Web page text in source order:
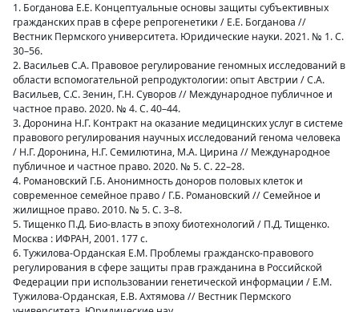
1. Богданова Е.Е. Концептуальные основы защиты субъективных
гражданских прав в сфере репрогенетики / Е.Е. Богданова //
Вестник Пермского университета. Юридические науки. 2021. № 1. С.
30–56.
2. Васильев С.А. Правовое регулирование геномных исследований в
области вспомогательной репродуктологии: опыт Австрии / С.А.
Васильев, С.С. Зенин, Г.Н. Суворов // Международное публичное и
частное право. 2020. № 4. С. 40–44.
3. Доронина Н.Г. Контракт на оказание медицинских услуг в системе
правового регулирования научных исследований генома человека
/ Н.Г. Доронина, Н.Г. Семилютина, М.А. Цирина // Международное
публичное и частное право. 2020. № 5. С. 22–28.
4. Романовский Г.Б. Анонимность доноров половых клеток и
современное семейное право / Г.Б. Романовский // Семейное и
жилищное право. 2010. № 5. С. 3–8.
5. Тищенко П.Д. Био-власть в эпоху биотехнологий / П.Д. Тищенко.
Москва : ИФРАН, 2001. 177 c.
6. Тужилова-Орданская Е.М. Проблемы гражданско-правового
регулирования в сфере защиты прав гражданина в Российской
Федерации при использовании генетической информации / Е.М.
Тужилова-Орданская, Е.В. Ахтямова // Вестник Пермского